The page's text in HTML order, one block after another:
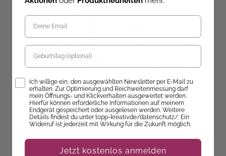
Beate Winkler
Das große Zentangle-
Buch 2
Ab dem 09.10.26
Doerthe Eisterlehner
Lovely Lanyards häkeln
16,99 €
Geburtstag
Opt-InIch willige ein, den ausgewählten Newsletter per E-Mail zu
erhalten. Zur Optimierung und Reichweitenmessung darf
mein Öffnungs- und Klickverhalten ausgewertet werden.
Hierfür können erforderliche Informationen auf meinem
Endgerät gespeichert oder ausgelesen werden. Weitere
Details findest du unter topp-kreativ.de/datenschutz/. Ein
Widerruf ist jederzeit mit Wirkung für die Zukunft möglich.
Jetzt kostenlos anmelden